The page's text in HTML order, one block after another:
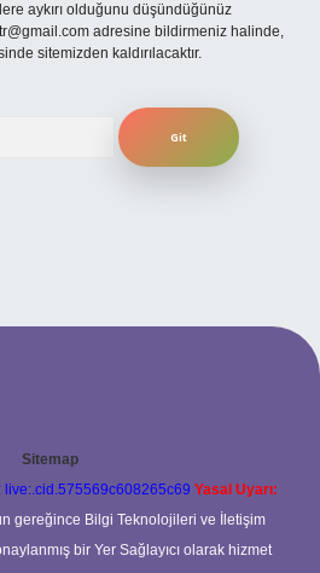
aykırı olduğunu düşündüğünüz
adresine bildirmeniz halinde,
sitemizden kaldırılacaktır.
Sitemap
live:.cid.575569c608265c69 Yasal Uyarı:
gereğince Bilgi Teknolojileri ve İletişim
bir Yer Sağlayıcı olarak hizmet